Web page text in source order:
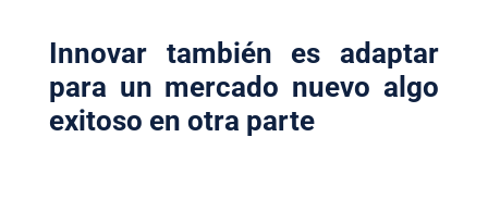
Innovar también es adaptar
para un mercado nuevo algo
exitoso en otra parte